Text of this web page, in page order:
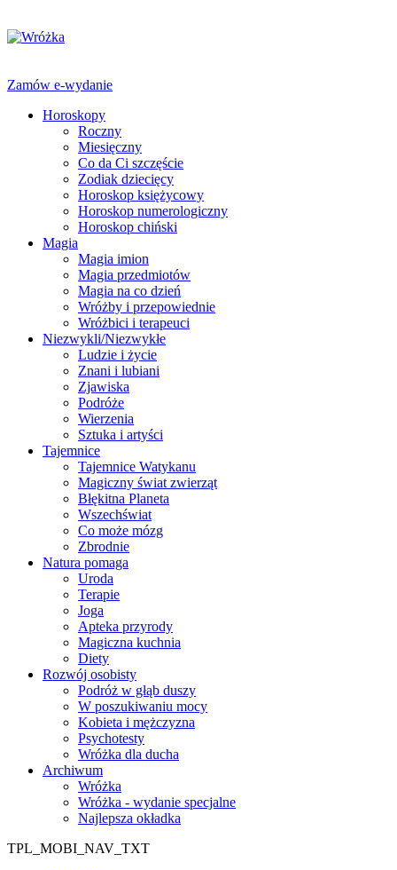
Zamów e-wydanie
Horoskopy
Roczny
Miesięczny
Co da Ci szczęście
Zodiak dziecięcy
Horoskop księżycowy
Horoskop numerologiczny
Horoskop chiński
Magia
Magia imion
Magia przedmiotów
Magia na co dzień
Wróżby i przepowiednie
Wróżbici i terapeuci
Niezwykli/Niezwykłe
Ludzie i życie
Znani i lubiani
Zjawiska
Podróże
Wierzenia
Sztuka i artyści
Tajemnice
Tajemnice Watykanu
Magiczny świat zwierząt
Błękitna Planeta
Wszechświat
Co może mózg
Zbrodnie
Natura pomaga
Uroda
Terapie
Joga
Apteka przyrody
Magiczna kuchnia
Diety
Rozwój osobisty
Podróż w głąb duszy
W poszukiwaniu mocy
Kobieta i mężczyzna
Psychotesty
Wróżka dla ducha
Archiwum
Wróżka
Wróżka - wydanie specjalne
Najlepsza okładka
TPL_MOBI_NAV_TXT